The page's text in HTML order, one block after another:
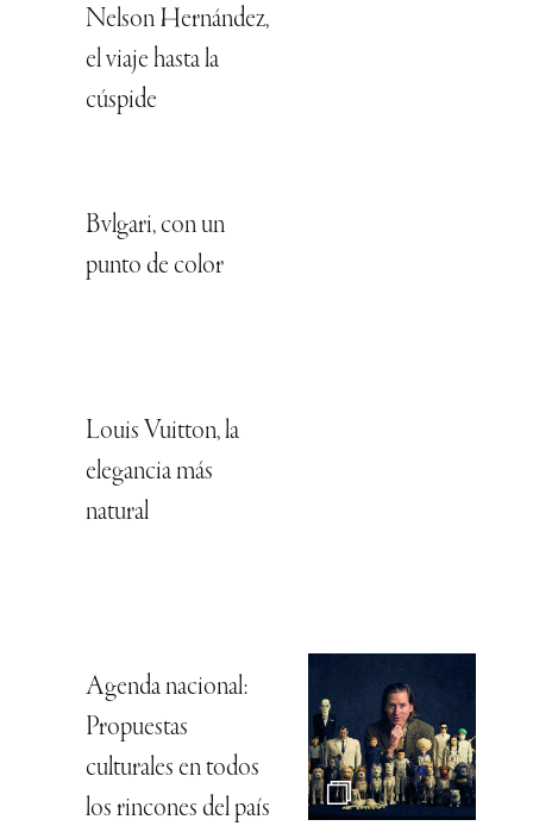
Nelson Hernández,
el viaje hasta la
cúspide
Bvlgari, con un
punto de color
Louis Vuitton, la
elegancia más
natural
Agenda nacional:
Propuestas
culturales en todos
los rincones del país